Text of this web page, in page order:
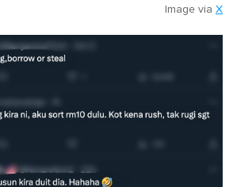
Image via X